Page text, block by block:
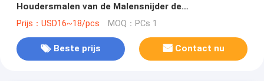
Houdersmalen van de Malensnijder de
Machinevervangstukken
Prijs：USD16~18/pcs MOQ：PCs 1
Beste prijs Contact nu